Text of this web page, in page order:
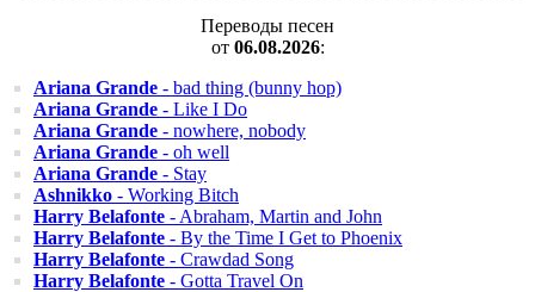
Переводы песен
от 06.08.2026:
Ariana Grande - bad thing (bunny hop)
Ariana Grande - Like I Do
Ariana Grande - nowhere, nobody
Ariana Grande - oh well
Ariana Grande - Stay
Ashnikko - Working Bitch
Harry Belafonte - Abraham, Martin and John
Harry Belafonte - By the Time I Get to Phoenix
Harry Belafonte - Crawdad Song
Harry Belafonte - Gotta Travel On